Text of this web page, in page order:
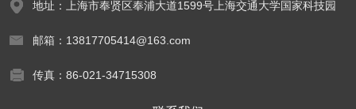
地址：上海市奉贤区奉浦大道1599号上海交通大学国家科技园
邮箱：13817705414@163.com
传真：86-021-34715308